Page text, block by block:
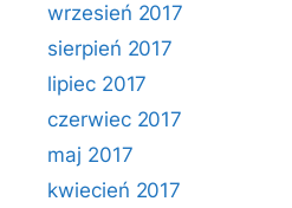
wrzesień 2017
sierpień 2017
lipiec 2017
czerwiec 2017
maj 2017
kwiecień 2017